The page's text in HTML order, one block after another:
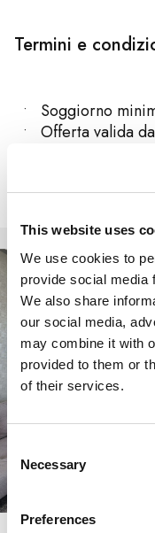
This website uses
We use cookies to
provide social media
We also share
our social media,
may combine it with
provided to them or
of their services.
Selection
Necessary
Preferences
Termini e
Soggiorno
Offerta valida
Alberghi